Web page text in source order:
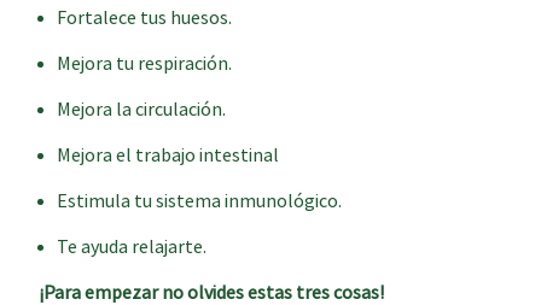
Fortalece tus huesos.
Mejora tu respiración.
Mejora la circulación.
Mejora el trabajo intestinal
Estimula tu sistema inmunológico.
Te ayuda relajarte.
¡Para empezar no olvides estas tres cosas!